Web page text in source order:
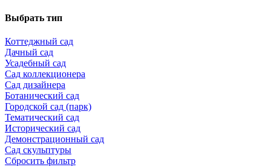
Выбрать тип
Коттеджный сад
Дачный сад
Усадебный сад
Сад коллекционера
Сад дизайнера
Ботанический сад
Городской сад (парк)
Тематический сад
Исторический сад
Демонстрационный сад
Сад скульптуры
Сбросить фильтр